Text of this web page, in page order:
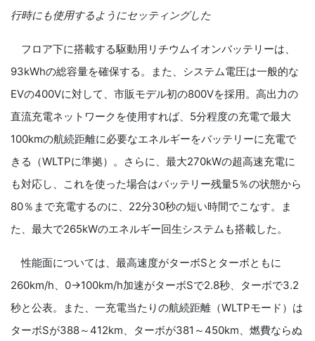
行時にも使用するようにセッティングした
フロア下に搭載する駆動用リチウムイオンバッテリーは、
93kWhの総容量を確保する。また、システム電圧は一般的な
EVの400Vに対して、市販モデル初の800Vを採用。高出力の
直流充電ネットワークを使用すれば、5分程度の充電で最大
100kmの航続距離に必要なエネルギーをバッテリーに充電で
きる（WLTPに準拠）。さらに、最大270kWの超高速充電に
も対応し、これを使った場合はバッテリー残量5％の状態から
80％まで充電するのに、22分30秒の短い時間でこなす。ま
た、最大で265kWのエネルギー回生システムも搭載した。
性能面については、最高速度がターボSとターボともに
260km/h、0→100km/h加速がターボSで2.8秒、ターボで3.2
秒と公表。また、一充電当たりの航続距離（WLTPモード）は
ターボSが388～412km、ターボが381～450km、燃費ならぬ